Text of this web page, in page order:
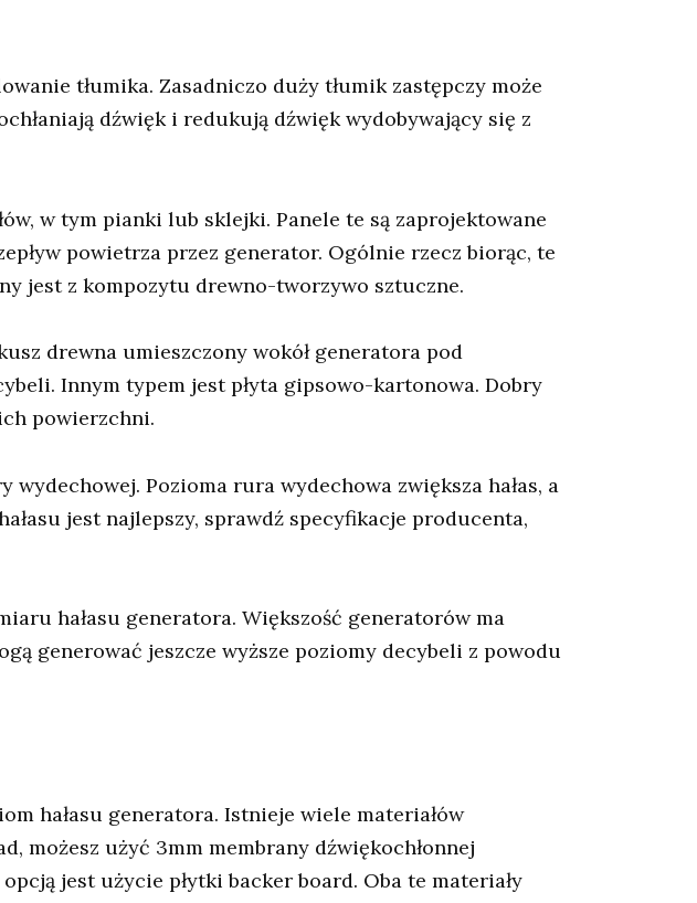
tłumika. Zasadniczo duży tłumik zastępczy może
dźwięk i redukują dźwięk wydobywający się z
w tym pianki lub sklejki. Panele te są zaprojektowane
powietrza przez generator. Ogólnie rzecz biorąc, te
jest z kompozytu drewno-tworzywo sztuczne.
drewna umieszczony wokół generatora pod
Innym typem jest płyta gipsowo-kartonowa. Dobry
powierzchni.
Pozioma rura wydechowa zwiększa hałas, a
jest najlepszy, sprawdź specyfikacje producenta,
hałasu generatora. Większość generatorów ma
generować jeszcze wyższe poziomy decybeli z powodu
hałasu generatora. Istnieje wiele materiałów
możesz użyć 3mm membrany dźwiękochłonnej
jest użycie płytki backer board. Oba te materiały